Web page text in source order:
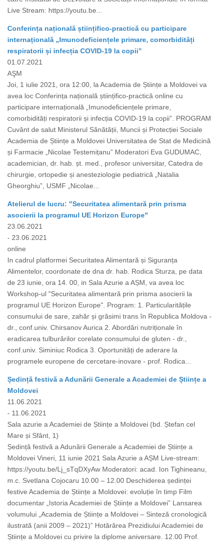
Live Stream: https://youtu.be...
Conferința națională științifico-practică cu participare
internațională „Imunodeficiențele primare, comorbidități
respiratorii și infecția COVID-19 la copii”
01.07.2021
AŞM
Joi, 1 iulie 2021, ora 12:00, la Academia de Științe a Moldovei va
avea loc Conferința națională științifico-practică online cu
participare internațională „Imunodeficiențele primare,
comorbidități respiratorii și infecția COVID-19 la copii”. PROGRAM
Cuvânt de salut Ministerul Sănătății, Muncii și Protecției Sociale
Academia de Științe a Moldovei Universitatea de Stat de Medicină
și Farmacie „Nicolae Testemițanu” Moderatori Eva GUDUMAC,
academician, dr. hab. șt. med., profesor universitar, Catedra de
chirurgie, ortopedie și anesteziologie pediatrică „Natalia
Gheorghiu”, USMF „Nicolae...
Atelierul de lucru: "Securitatea alimentară prin prisma
asocierii la programul UE Horizon Europe"
23.06.2021
- 23.06.2021
online
In cadrul platformei Securitatea Alimentară și Siguranța
Alimentelor, coordonate de dna dr. hab. Rodica Sturza, pe data
de 23 iunie, ora 14. 00, in Sala Azurie a AȘM, va avea loc
Workshop-ul "Securitatea alimentară prin prisma asocierii la
programul UE Horizon Europe". Program: 1. Particularitățile
consumului de sare, zahăr și grăsimi trans în Republica Moldova -
dr., conf.univ. Chirsanov Aurica 2. Abordări nutriționale în
eradicarea tulburărilor corelate consumului de gluten - dr.,
conf.univ. Siminiuc Rodica 3. Oportunități de aderare la
programele europene de cercetare-inovare - prof. Rodica...
Ședință festivă a Adunării Generale a Academiei de Științe a
Moldovei
11.06.2021
- 11.06.2021
Sala azurie a Academiei de Științe a Moldovei (bd. Ștefan cel
Mare și Sfânt, 1)
Ședință festivă a Adunării Generale a Academiei de Științe a
Moldovei Vineri, 11 iunie 2021 Sala Azurie a AȘM Live-stream:
https://youtu.be/Lj_sTqDXyAw Moderatori: acad. Ion Tighineanu,
m.c. Svetlana Cojocaru 10.00 – 12.00 Deschiderea ședinței
festive Academia de Științe a Moldovei: evoluție în timp Film
documentar „Istoria Academiei de Științe a Moldovei” Lansarea
volumului „Academia de Științe a Moldovei – Sinteză cronologică
ilustrată (anii 2009 – 2021)” Hotărârea Prezidiului Academiei de
Științe a Moldovei cu privire la diplome aniversare. 12.00 Prof.